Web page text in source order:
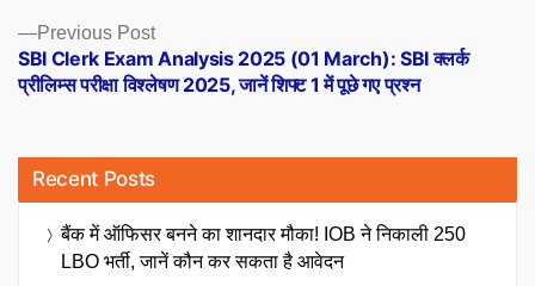
Previous PostPrevious
post:
SBI Clerk Exam Analysis 2025 (01 March): SBI क्लर्क
प्रीलिम्स परीक्षा विश्लेषण 2025, जानें शिफ्ट 1 में पूछे गए प्रश्न
Recent Posts
बैंक में ऑफिसर बनने का शानदार मौका! IOB ने निकाली 250
LBO भर्ती, जानें कौन कर सकता है आवेदन